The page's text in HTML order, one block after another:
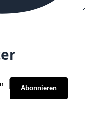
an:
Abonnieren